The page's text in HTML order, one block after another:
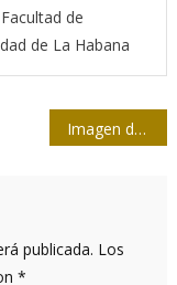
de
de La Habana
Imagen de un asesinato gana el World Press Photo
publicada. Los
*